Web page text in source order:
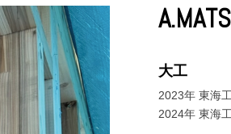
大工
2023年 東海
2024年 東海